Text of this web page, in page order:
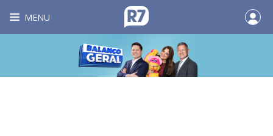
MENU